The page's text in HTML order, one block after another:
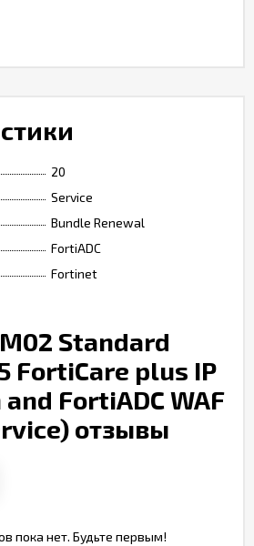
20
Service
Bundle Renewal
FortiADC
Fortinet
Standard
FortiCare plus IP
FortiADC WAF
отзывы
пока нет. Будьте первым!